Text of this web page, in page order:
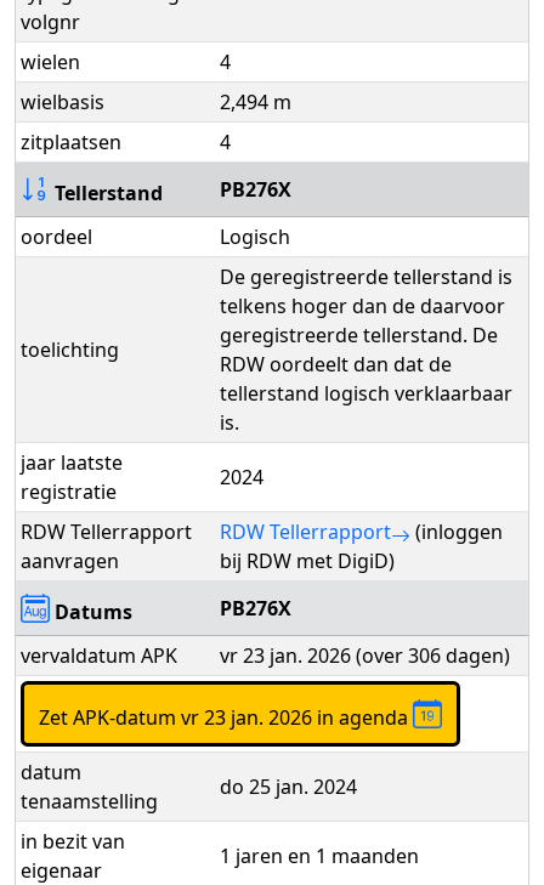
volgnr
wielen
4
wielbasis
2,494 m
zitplaatsen
4
Tellerstand
PB276X
oordeel
Logisch
toelichting
De geregistreerde tellerstand is
telkens hoger dan de daarvoor
geregistreerde tellerstand. De
RDW oordeelt dan dat de
tellerstand logisch verklaarbaar
is.
jaar laatste
registratie
2024
RDW Tellerrapport
aanvragen
RDW Tellerrapport
(inloggen
bij RDW met DigiD)
Datums
PB276X
vervaldatum APK
vr 23 jan. 2026 (over 306 dagen)
Zet APK-datum vr 23 jan. 2026 in agenda
datum
tenaamstelling
do 25 jan. 2024
in bezit van
eigenaar
1 jaren en 1 maanden